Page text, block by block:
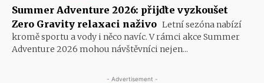
Summer Adventure 2026: přijďte vyzkoušet
Zero Gravity relaxaci naživo Letní sezóna nabízí
kromě sportu a vody i něco navíc. V rámci akce Summer
Adventure 2026 mohou návštěvníci nejen...
- Advertisement -